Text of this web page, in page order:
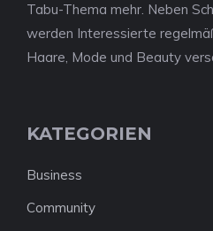
Tabu-Thema mehr. Neben
werden Interessierte
Haare, Mode und Beauty
KATEGORIEN
Business
Community